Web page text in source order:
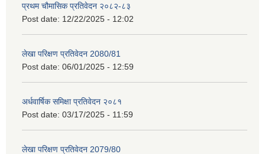
प्रथम चौमासिक प्रतिवेदन २०८२-८३
Post date: 12/22/2025 - 12:02
लेखा परिक्षण प्रतिवेदन 2080/81
Post date: 06/01/2025 - 12:59
अर्धवार्षिक समिक्षा प्रतिवेदन २०८१
Post date: 03/17/2025 - 11:59
लेखा परिक्षण प्रतिवेदन 2079/80